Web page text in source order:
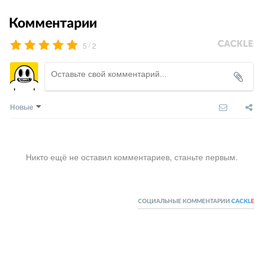
Комментарии
5 /2
Новые
Никто ещё не оставил комментариев, станьте первым.
СОЦИАЛЬНЫЕ КОММЕНТАРИИ CACKL E